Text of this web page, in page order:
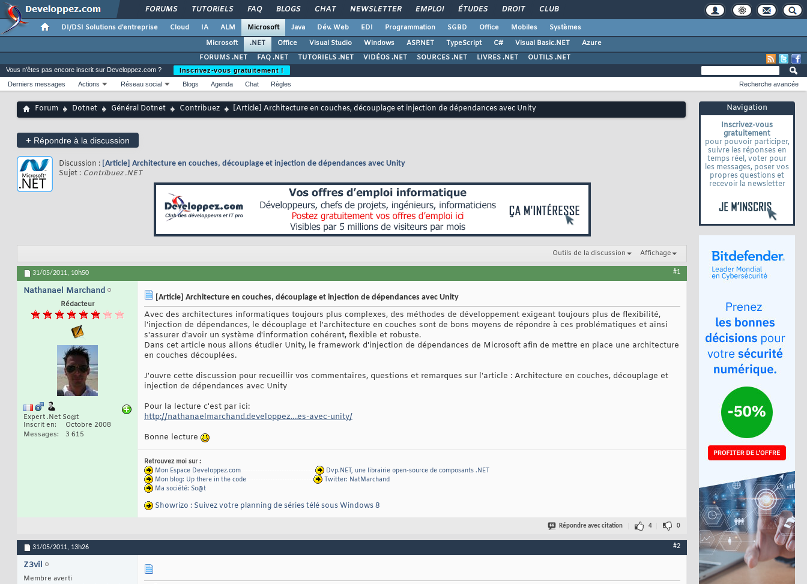
FORUMS TUTORIELS FAQ BLOGS CHAT NEWSLETTER EMPLOI ÉTUDES DROIT CLUB
DI/DSI Solutions d'entreprise Cloud IA ALM Microsoft Java Dév. Web EDI Programmation SGBD Office Mobiles
Systèmes
Microsoft
.NET Office Visual Studio Windows ASP.NET TypeScript C# Visual Basic.NET
Azure
FORUMS .NET
FAQ .NET TUTORIELS .NET VIDÉOS .NET SOURCES .NET LIVRES .NET OUTILS .NET
Navigation
Inscrivez-vous
gratuitement
pour pouvoir participer,
suivre les réponses en
temps réel, voter pour
les messages, poser vos
propres questions et
recevoir la newsletter
Vous n'êtes pas encore inscrit sur Developpez.com ?
Inscrivez-vous gratuitement !
Derniers messages
Actions Réseau social Blogs Agenda Chat Règles Recherche avancée
Forum Dotnet Général Dotnet Contribuez [Article] Architecture en couches, découplage et injection de dépendances avec Unity
+ Répondre à la discussion
Discussion : [Article] Architecture en couches, découplage et injection de dépendances avec Unity
Sujet : Contribuez .NET
Outils de la discussion Affichage
31/05/2011, 10h50 #1
Nathanael Marchand
Rédacteur
Expert .Net So@t
Inscrit en
Octobre 2008
Messages
3 615
[Article] Architecture en couches, découplage et injection de dépendances avec Unity
Avec des architectures informatiques toujours plus complexes, des méthodes de développement exigeant toujours plus de flexibilité,
l'injection de dépendances, le découplage et l'architecture en couches sont de bons moyens de répondre à ces problématiques et ainsi
s'assurer d'avoir un système d'information cohérent, flexible et robuste.
Dans cet article nous allons étudier Unity, le framework d'injection de dépendances de Microsoft afin de mettre en place une architecture
en couches découplées.
J'ouvre cette discussion pour recueillir vos commentaires, questions et remarques sur l'article : Architecture en couches, découplage et
injection de dépendances avec Unity
Pour la lecture c'est par ici:
http://nathanaelmarchand.developpez....es-avec-unity/
Bonne lecture
Retrouvez moi sur :
Mon Espace Developpez.com
Dvp.NET, une librairie open-source de composants .NET
Mon blog: Up there in the code
Twitter: NatMarchand
Ma société: So@t
Showrizo : Suivez votre planning de séries télé sous Windows 8
Répondre avec citation 4 0
31/05/2011, 13h26 #2
Z3vil
Membre averti